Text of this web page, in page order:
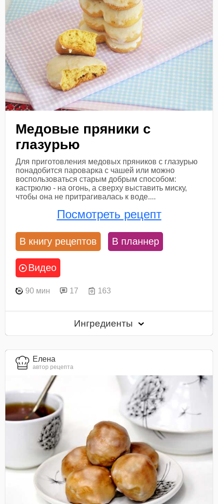
Медовые пряники с
глазурью
Для приготовления медовых пряников с глазурью
понадобится пароварка с чашей или можно
воспользоваться старым добрым способом:
кастрюлю - на огонь, а сверху выставить миску,
чтобы она не притрагивалась к воде....
Посмотреть рецепт
В книгу рецептов В планнер
Видео
90 мин 17 163
Ингредиенты
Елена
автор рецепта